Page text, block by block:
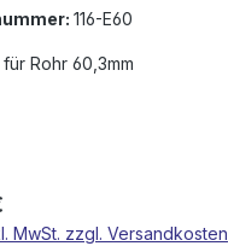
116-E60
Rohr 60,3mm
Preis:
MwSt. zzgl. Versandkosten